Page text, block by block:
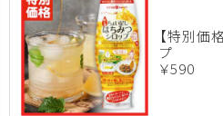
【特別価
プ
￥590